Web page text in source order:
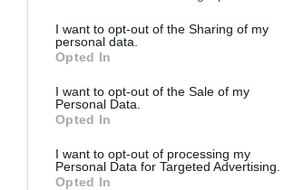
I want to opt-out of the Sharing of my
personal data.
Opted In
I want to opt-out of the Sale of my
Personal Data.
Opted In
I want to opt-out of processing my
Personal Data for Targeted Advertising.
Opted In